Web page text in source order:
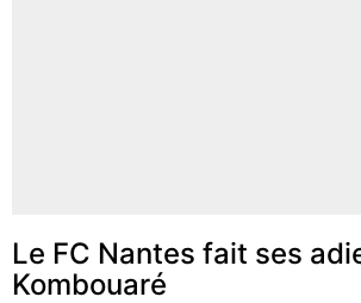
Le FC Nantes fait ses
Kombouaré